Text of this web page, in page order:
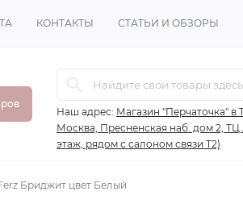
КОНТАКТЫ СТАТЬИ И ОБЗОРЫ
Наш адрес: Магазин "Перчаточка"
Москва, Пресненская наб. дом 2,
этаж, рядом с салоном связи Т2)
Бриджит цвет Белый